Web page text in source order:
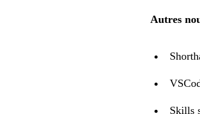
Autres
Skills